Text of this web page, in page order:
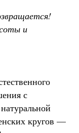
и
с
кругов —